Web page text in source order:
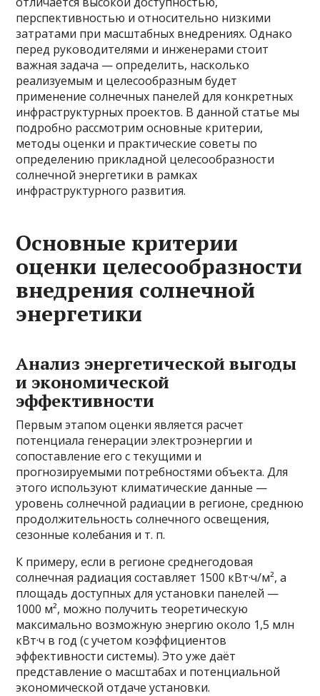
перспективностью и относительно низкими
затратами при масштабных внедрениях. Однако
перед руководителями и инженерами стоит
важная задача — определить, насколько
реализуемым и целесообразным будет
применение солнечных панелей для конкретных
инфраструктурных проектов. В данной статье мы
подробно рассмотрим основные критерии,
методы оценки и практические советы по
определению прикладной целесообразности
солнечной энергетики в рамках
инфраструктурного развития.
Основные критерии
оценки целесообразности
внедрения солнечной
энергетики
Анализ энергетической выгоды
и экономической
эффективности
Первым этапом оценки является расчет
потенциала генерации электроэнергии и
сопоставление его с текущими и
прогнозируемыми потребностями объекта. Для
этого используют климатические данные —
уровень солнечной радиации в регионе, среднюю
продолжительность солнечного освещения,
сезонные колебания и т. п.
К примеру, если в регионе среднегодовая
солнечная радиация составляет 1500 кВт·ч/м², а
площадь доступных для установки панелей —
1000 м², можно получить теоретическую
максимально возможную энергию около 1,5 млн
кВт·ч в год (с учетом коэффициентов
эффективности системы). Это уже даёт
представление о масштабах и потенциальной
экономической отдаче установки.